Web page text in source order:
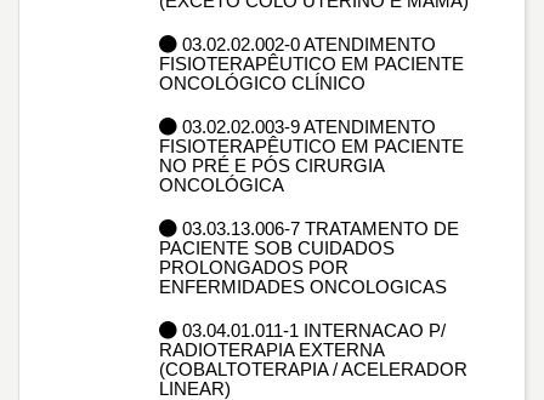
03.02.02.002-0 ATENDIMENTO
FISIOTERAPÊUTICO EM PACIENTE
ONCOLÓGICO CLÍNICO
03.02.02.003-9 ATENDIMENTO
FISIOTERAPÊUTICO EM PACIENTE
NO PRÉ E PÓS CIRURGIA
ONCOLÓGICA
03.03.13.006-7 TRATAMENTO DE
PACIENTE SOB CUIDADOS
PROLONGADOS POR
ENFERMIDADES ONCOLOGICAS
03.04.01.011-1 INTERNACAO P/
RADIOTERAPIA EXTERNA
(COBALTOTERAPIA / ACELERADOR
LINEAR)